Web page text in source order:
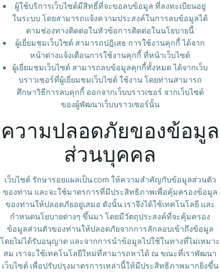
ผู้ใช้บริการเว็บไซต์มีสิทธิ์ที่จะขอลบข้อมูล ที่ลงทะเบียนอยู่
ในระบบ โดยสามารถแจ้งความประสงค์ในการลบข้อมูลได้
ตามช่องทางติดต่อในหัวข้อการติดต่อในนโยบายนี้
ผู้เยี่ยมชมเว็บไซต์ สามารถปฎิเสธ การใช้งานคุกกี้ ได้จาก
หน้าต่างแจ้งเตือนการใช้งานคุกกี้ ที่หน้าเว็บไซต์
ผู้เยี่ยมชมเว็บไซต์ สามารถลบข้อมูลคุกกี้ทั้งหมด ได้จากเว็บ
บราวเซอร์ที่ผู้เยี่ยมชมเว็บไซต์ ใช้งาน โดยท่านสามารถ
ศึกษาวิธีการลบคุกกี้ ออกจากเว็บบราวเซอร์ จากเว็บไซต์
ของผู้พัฒนาเว็บบราวเซอร์นั้น
ความปลอดภัยของข้อมูล
ส่วนบุคคล
เว็บไซต์ รักษารอยแผลเป็น.com ให้ความสำคัญกับข้อมูลส่วนตัว
ของท่าน และจะใช้มาตรการที่มีประสิทธิภาพเพื่อคุ้มครองข้อมูล
ของท่านให้ปลอดภัยอยู่เสมอ ดังนั้น เราจึงได้ใช้เทคโนโลยี และ
กำหนดนโยบายต่างๆ ขึ้นมา โดยมีวัตถุประสงค์ที่จะคุ้มครอง
ข้อมูลส่วนตัวของท่านให้ปลอดภัยจากการลักลอบเข้าถึงข้อมูล
โดยไม่ได้รับอนุญาต และจากการนำข้อมูลไปใช้ในทางที่ไม่เหมาะ
สม เราจะใช้เทคโนโลยีใหม่ที่สามารถหาได้ ณ ขณะที่เราพัฒนา
เว็บไซต์ เพื่อปรับปรุงมาตรการเหล่านี้ให้มีประสิทธิภาพมากยิ่งขึ้น